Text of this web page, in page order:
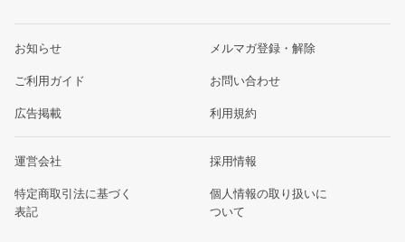
お知らせ メルマガ登録・解除
ご利用ガイド お問い合わせ
広告掲載 利用規約
運営会社 採用情報
特定商取引法に基づく
表記
個人情報の取り扱いに
ついて